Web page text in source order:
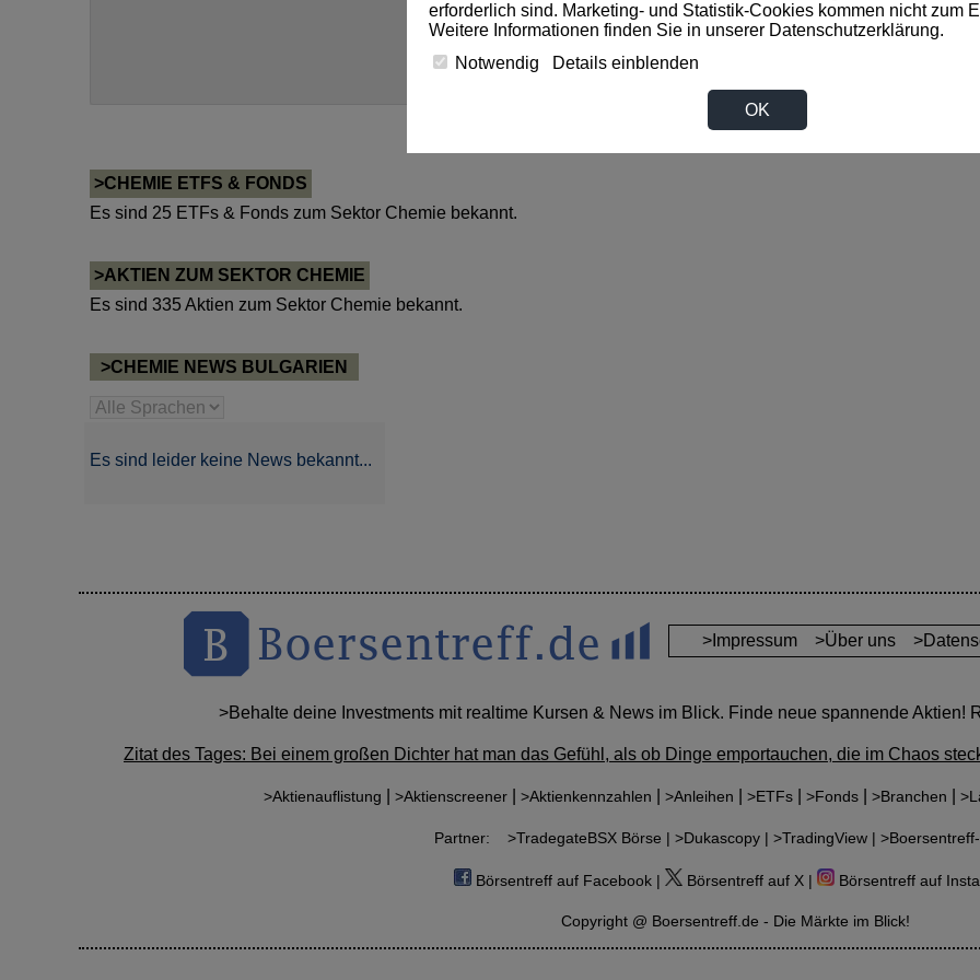
erforderlich sind. Marketing- und Statistik-Cookies kommen nicht zum
Weitere Informationen finden Sie in unserer Datenschutzerklärung.
Notwendig
Details einblenden
OK
>CHEMIE ETFS & FONDS
Es sind 25 ETFs & Fonds zum Sektor Chemie bekannt.
>AKTIEN ZUM SEKTOR CHEMIE
Es sind 335 Aktien zum Sektor Chemie bekannt.
>CHEMIE NEWS BULGARIEN
Es sind leider keine News bekannt...
>Impressum >Über uns
>Behalte deine Investments mit realtime Kursen & News im Blick. Finde neue spannende Aktien!
Zitat des Tages: Bei einem großen Dichter hat man das Gefühl, als ob Dinge emportauchen, die im Chaos
>Aktienauflistung >Aktienscreener| >Aktienkennzahlen >Anleihen >ETFs| >Fonds| >Branchen
Partner: >TradegateBSX Börse | >Dukascopy | >TradingView |
Börsentreff auf Facebook | Börsentreff auf X | Börsentreff auf
Copyright @ Boersentreff.de - Die Märkte im Blick!